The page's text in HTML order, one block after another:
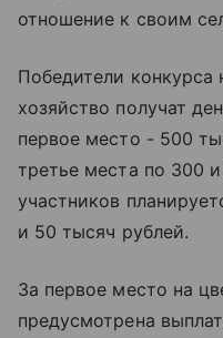
отношение к своим
Победители конкурса
хозяйство получат
первое место - 500
третье места по 300
участников
и 50 тысяч рублей.
За первое место на
предусмотрена